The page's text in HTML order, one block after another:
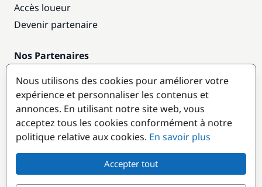
Accès loueur
Devenir partenaire
Nos Partenaires
Destinations populaires
Nous utilisons des cookies pour améliorer votre
expérience et personnaliser les contenus et
annonces. En utilisant notre site web, vous
acceptez tous les cookies conformément à notre
politique relative aux cookies. En savoir plus
Accepter tout